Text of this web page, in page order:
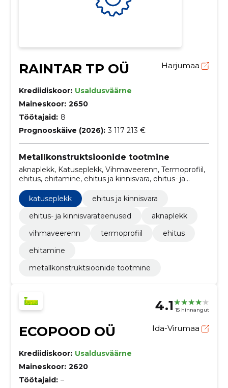
RAINTAR TP OÜ Harjumaa
Krediidiskoor: Usaldusväärne
Maineskoor: 2650
Töötajaid: 8
Prognooskäive (2026): 3 117 213 €
Metallkonstruktsioonide tootmine
aknaplekk, Katuseplekk, Vihmaveerenn, Termoprofiil,
ehitus, ehitamine, ehitus ja kinnisvara, ehitus- ja
kinnisvarateenused
katuseplekk
ehitus ja kinnisvara
ehitus- ja kinnisvarateenused
aknaplekk
vihmaveerenn
termoprofiil
ehitus
ehitamine
metallkonstruktsioonide tootmine
4.1 15 hinnangut
ECOPOOD OÜ Ida-Virumaa
Krediidiskoor: Usaldusväärne
Maineskoor: 2620
Töötajaid: –